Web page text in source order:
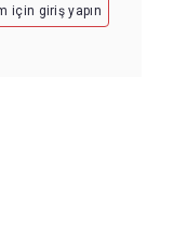
için giriş yapın